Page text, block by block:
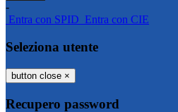
-
Entra con SPID Entra con CIE
Seleziona utente
button close ×
Recupero password